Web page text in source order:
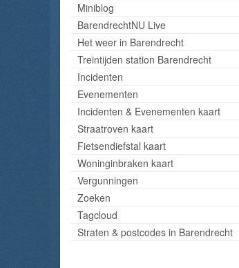
Miniblog
BarendrechtNU Live
Het weer in Barendrecht
Treintijden station Barendrecht
Incidenten
Evenementen
Incidenten & Evenementen kaart
Straatroven kaart
Fietsendiefstal kaart
Woninginbraken kaart
Vergunningen
Zoeken
Tagcloud
Straten & postcodes in Barendrecht